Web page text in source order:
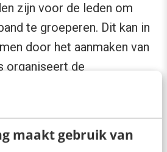
maakt gebruik van
zijn voor de leden om
te groeperen. Dit kan in
door het aanmaken van
organiseert de
dit. Vaker zijn het leden die
of locatie